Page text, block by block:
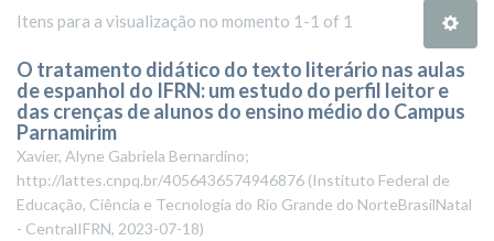
Itens para a visualização no momento 1-1 of 1
O tratamento didático do texto literário nas aulas
de espanhol do IFRN: um estudo do perfil leitor e
das crenças de alunos do ensino médio do Campus
Parnamirim
Xavier, Alyne Gabriela Bernardino;
http://lattes.cnpq.br/4056436574946876 (Instituto Federal de
Educação, Ciência e Tecnologia do Rio Grande do NorteBrasilNatal
- CentralIFRN, 2023-07-18)